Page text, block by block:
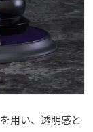
用い、透明感と